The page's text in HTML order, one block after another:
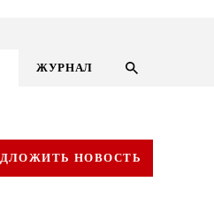
ЖУРНАЛ
НОВОСТЬ